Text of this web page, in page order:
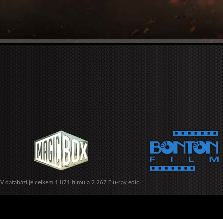
V databázi je celkem 1.871 filmů a 2.267 Blu-ray edic.